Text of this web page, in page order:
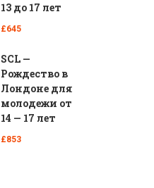
13 до 17 лет
£645
SCL —
Рождество в
Лондоне для
молодежи от
14 — 17 лет
£853